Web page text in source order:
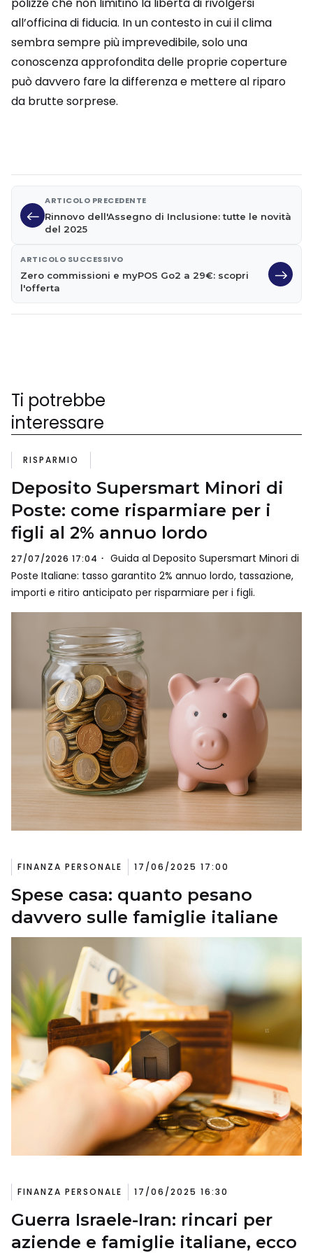
all’officina di fiducia. In un contesto in cui il clima
sembra sempre più imprevedibile, solo una
conoscenza approfondita delle proprie coperture
può davvero fare la differenza e mettere al riparo
da brutte sorprese.
ARTICOLO PRECEDENTE
Rinnovo dell'Assegno di Inclusione: tutte le novità
del 2025
ARTICOLO SUCCESSIVO
Zero commissioni e myPOS Go2 a 29€: scopri
l'offerta
Ti potrebbe
interessare
RISPARMIO
Deposito Supersmart Minori di
Poste: come risparmiare per i
figli al 2% annuo lordo
27/07/2026 17:04
Guida al Deposito Supersmart Minori di
Poste Italiane: tasso garantito 2% annuo lordo, tassazione,
importi e ritiro anticipato per risparmiare per i figli.
FINANZA PERSONALE 17/06/2025 17:00
Spese casa: quanto pesano
davvero sulle famiglie italiane
FINANZA PERSONALE 17/06/2025 16:30
Guerra Israele-Iran: rincari per
aziende e famiglie italiane, ecco